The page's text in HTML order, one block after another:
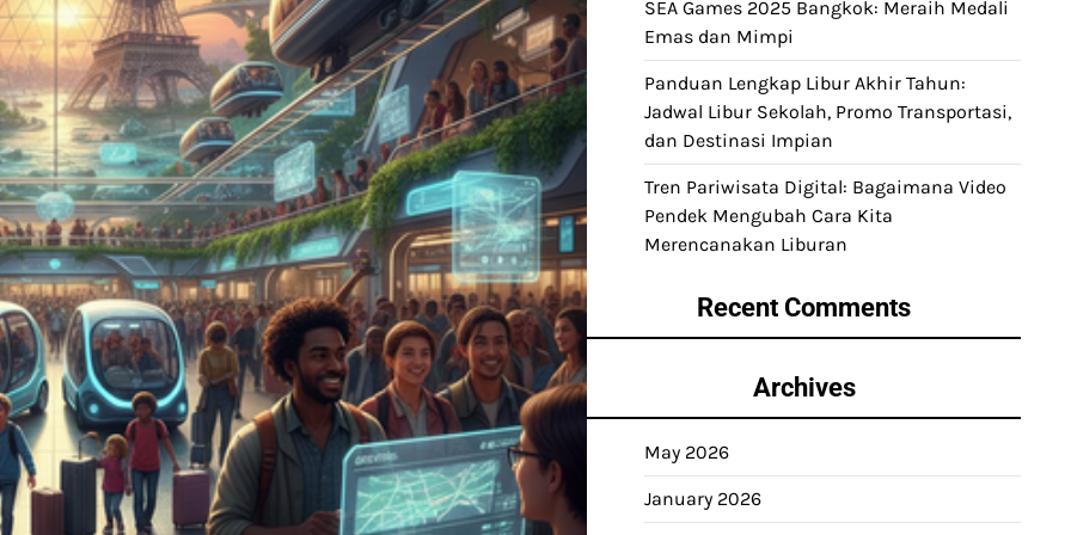
SEA Games 2025 Bangkok: Meraih Medali
Emas dan Mimpi
Panduan Lengkap Libur Akhir Tahun:
Jadwal Libur Sekolah, Promo Transportasi,
dan Destinasi Impian
Tren Pariwisata Digital: Bagaimana Video
Pendek Mengubah Cara Kita
Merencanakan Liburan
Recent Comments
Archives
May 2026
January 2026